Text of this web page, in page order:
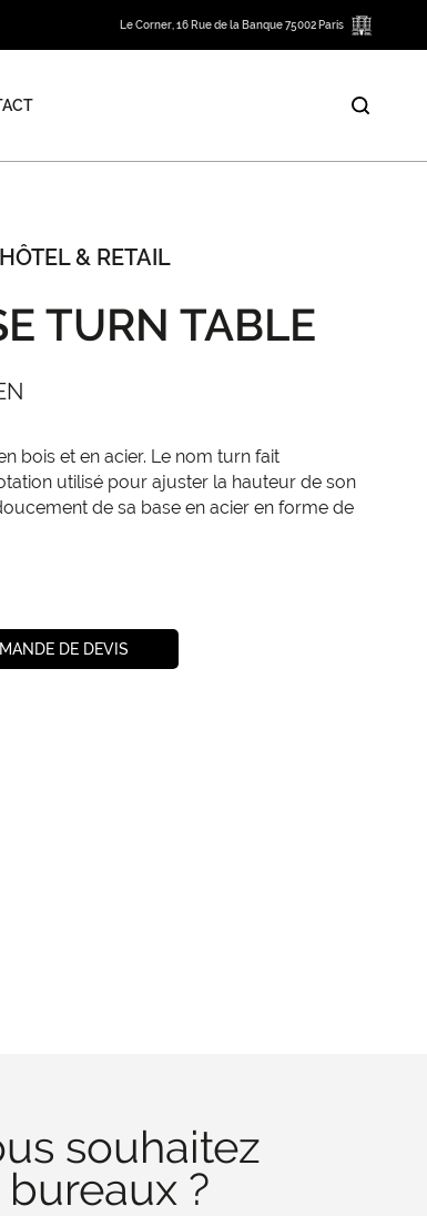
Le Corner, 16 Rue de la Banque 75002 Paris
& RETAIL
TURN TABLE
bois et en acier. Le nom turn fait
utilisé pour ajuster la hauteur de son
de sa base en acier en forme de
DE DEVIS
souhaitez
?